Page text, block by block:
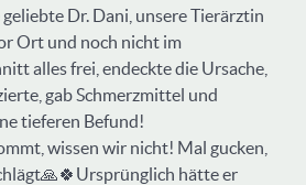
Dr. Dani, unsere Tierärztin
Ort und noch nicht im
alles frei, endeckte die Ursache,
gab Schmerzmittel und
tieferen Befund!
wissen wir nicht! Mal gucken,
hätte er